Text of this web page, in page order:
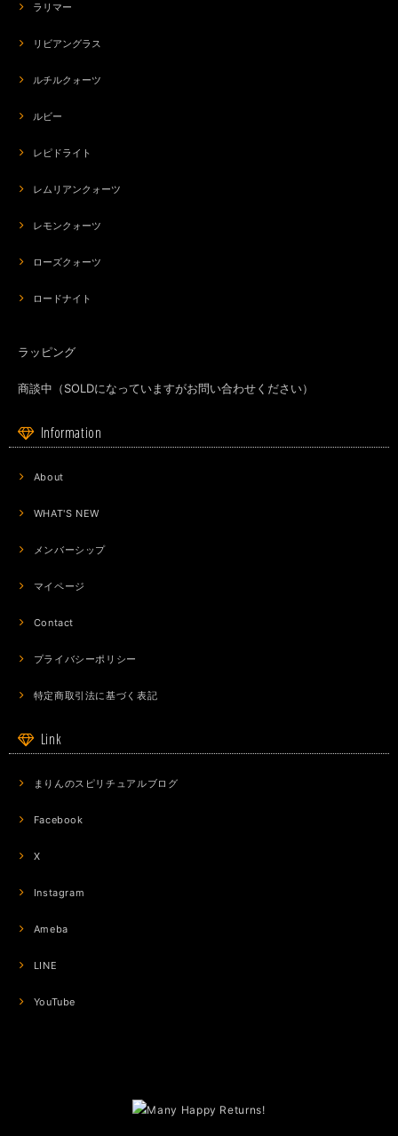
ラリマー
リビアングラス
ルチルクォーツ
ルビー
レピドライト
レムリアンクォーツ
レモンクォーツ
ローズクォーツ
ロードナイト
ラッピング
商談中（SOLDになっていますがお問い合わせください）
Information
About
WHAT'S NEW
メンバーシップ
マイページ
Contact
プライバシーポリシー
特定商取引法に基づく表記
Link
まりんのスピリチュアルブログ
Facebook
X
Instagram
Ameba
LINE
YouTube